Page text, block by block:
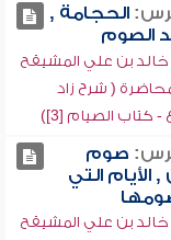
الحجامة ,
الصوم
خالد بن علي المشيقح
( شرح زاد
كتاب الصيام [3])
صوم
الأيام التي
خالد بن علي المشيقح